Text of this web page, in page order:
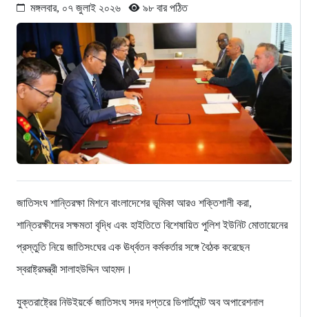
মঙ্গলবার, ০৭ জুলাই ২০২৬ ৯৮ বার পঠিত
জাতিসংঘ শান্তিরক্ষা মিশনে বাংলাদেশের ভূমিকা আরও শক্তিশালী করা,
শান্তিরক্ষীদের সক্ষমতা বৃদ্ধি এবং হাইতিতে বিশেষায়িত পুলিশ ইউনিট মোতায়েনের
প্রস্তুতি নিয়ে জাতিসংঘের এক ঊর্ধ্বতন কর্মকর্তার সঙ্গে বৈঠক করেছেন
স্বরাষ্ট্রমন্ত্রী সালাহউদ্দিন আহমদ।
যুক্তরাষ্ট্রের নিউইয়র্কে জাতিসংঘ সদর দপ্তরে ডিপার্টমেন্ট অব অপারেশনাল